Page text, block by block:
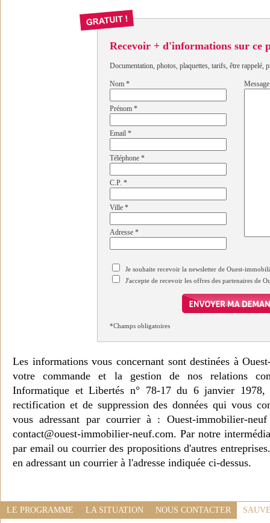
Recevoir + d'informations sur ce
Documentation, photos, plaquettes, tarifs, être rappelé,
Nom *
Prénom *
Email *
Téléphone *
C.P. *
Ville *
Adresse *
Message
Je souhaite recevoir la newsletter de Ouest-
J'accepte de recevoir les offres des partenaires de
*Champs obligatoires
Les informations vous concernant sont destinées à
votre commande et la gestion de nos relations
Informatique et Libertés n° 78-17 du 6 janvier 1978,
rectification et de suppression des données qui vous
vous adressant par courrier à : Ouest-immobilier-
contact@ouest-immobilier-neuf.com. Par notre
par email ou courrier des propositions d'autres
en adressant un courrier à l'adresse indiquée ci-dessus.
LE PROGRAMME LA SITUATION NOUS CONTACTER